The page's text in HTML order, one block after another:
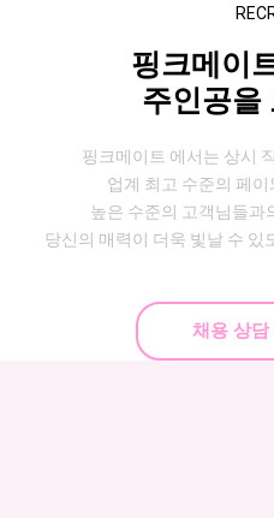
핑크메이
주인공을
핑크메이트 에서는 상시
업계 최고 수준의 페
높은 수준의 고객님들과
당신의 매력이 더욱 빛날 수 있
채용 상담